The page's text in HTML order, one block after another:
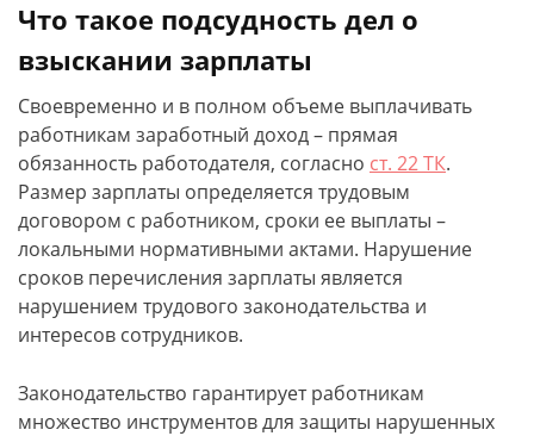
Что такое подсудность дел о
взыскании зарплаты
Своевременно и в полном объеме выплачивать
работникам заработный доход – прямая
обязанность работодателя, согласно ст. 22 ТК.
Размер зарплаты определяется трудовым
договором с работником, сроки ее выплаты –
локальными нормативными актами. Нарушение
сроков перечисления зарплаты является
нарушением трудового законодательства и
интересов сотрудников.
Законодательство гарантирует работникам
множество инструментов для защиты нарушенных